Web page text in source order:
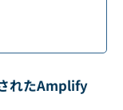
れたAmplify